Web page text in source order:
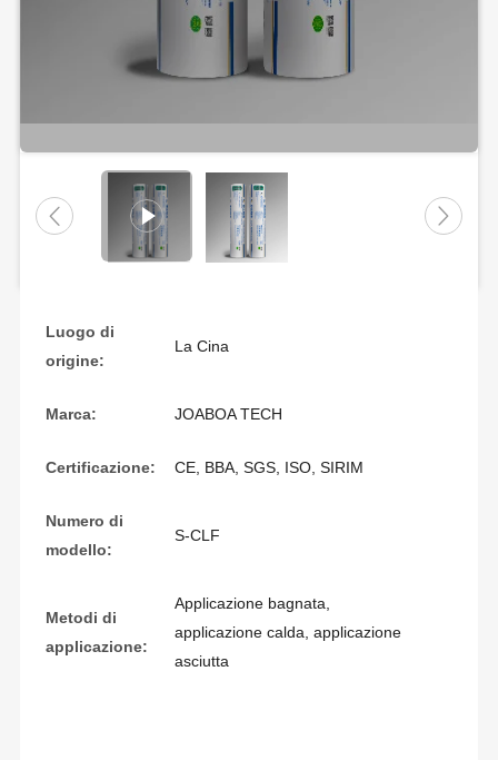
Luogo di
origine:
La Cina
Marca: JOABOA TECH
Certificazione: CE, BBA, SGS, ISO, SIRIM
Numero di
modello:
S-CLF
Metodi di
applicazione:
Applicazione bagnata,
applicazione calda, applicazione
asciutta